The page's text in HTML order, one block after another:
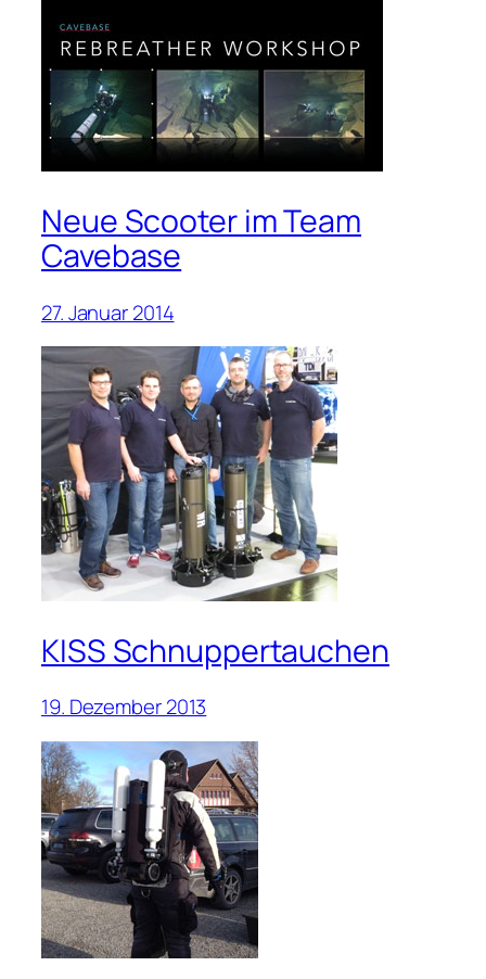
Neue Scooter im Team
Cavebase
27. Januar 2014
KISS Schnuppertauchen
19. Dezember 2013